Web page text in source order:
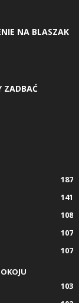
NA BLASZAK
ZADBAĆ
187
141
108
107
107
103